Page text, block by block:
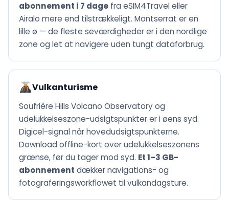
abonnement i 7 dage fra eSIM4Travel eller
Airalo mere end tilstrækkeligt. Montserrat er en
lille ø — de fleste seværdigheder er i den nordlige
zone og let at navigere uden tungt dataforbrug.
Vulkanturisme
Soufrière Hills Volcano Observatory og
udelukkelseszone-udsigtspunkter er i øens syd.
Digicel-signal når hovedudsigtspunkterne.
Download offline-kort over udelukkelseszonens
grænse, før du tager mod syd. Et 1–3 GB-
abonnement dækker navigations- og
fotograferingsworkflowet til vulkandagsture.